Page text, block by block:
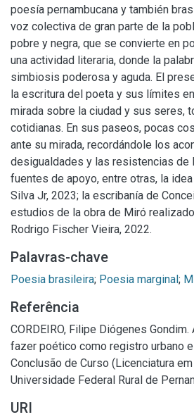
poesía pernambucana y también
voz colectiva de gran parte de la
pobre y negra, que se convierte en
una actividad literaria, donde la
simbiosis poderosa y aguda. El
la escritura del poeta y sus límites
mirada sobre la ciudad y sus seres,
cotidianas. En sus paseos, pocas
ante su mirada, recordándole los
desigualdades y las resistencias de
fuentes de apoyo, entre otras, la
Silva Jr, 2023; la escribanía de
estudios de la obra de Miró
Rodrigo Fischer Vieira, 2022.
Palavras-chave
Poesia brasileira; Poesia marginal;
Referência
CORDEIRO, Filipe Diógenes
fazer poético como registro urbano
Conclusão de Curso (Licenciatura
Universidade Federal Rural de
URI